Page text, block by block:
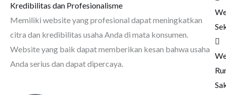
Kredibilitas dan Profesionalisme
Memiliki website yang profesional dapat meningkatkan
citra dan kredibilitas usaha Anda di mata konsumen.
Website yang baik dapat memberikan kesan bahwa usaha
Anda serius dan dapat dipercaya.